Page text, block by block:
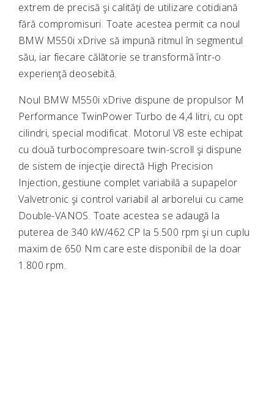
extrem de precisă şi calităţi de utilizare cotidiană
fără compromisuri. Toate acestea permit ca noul
BMW M550i xDrive să impună ritmul în segmentul
său, iar fiecare călătorie se transformă într-o
experienţă deosebită.
Noul BMW M550i xDrive dispune de propulsor M
Performance TwinPower Turbo de 4,4 litri, cu opt
cilindri, special modificat. Motorul V8 este echipat
cu două turbocompresoare twin-scroll şi dispune
de sistem de injecţie directă High Precision
Injection, gestiune complet variabilă a supapelor
Valvetronic şi control variabil al arborelui cu came
Double-VANOS. Toate acestea se adaugă la
puterea de 340 kW/462 CP la 5.500 rpm şi un cuplu
maxim de 650 Nm care este disponibil de la doar
1.800 rpm.